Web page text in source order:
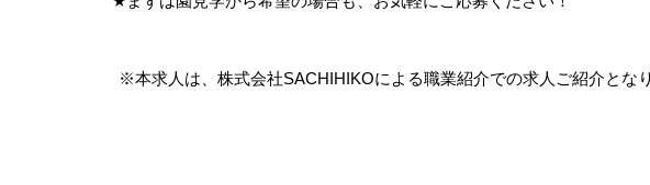
※本求人は、株式会社SACHIHIKOによる職業紹介での求人ご紹介となり